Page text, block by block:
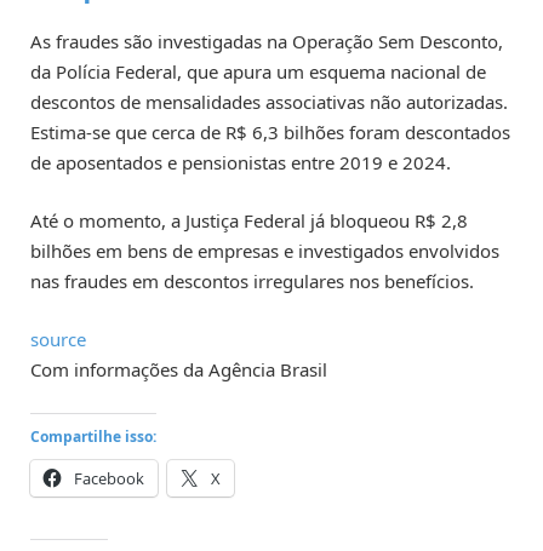
As fraudes são investigadas na Operação Sem Desconto,
da Polícia Federal, que apura um esquema nacional de
descontos de mensalidades associativas não autorizadas.
Estima-se que cerca de R$ 6,3 bilhões foram descontados
de aposentados e pensionistas entre 2019 e 2024.
Até o momento, a Justiça Federal já bloqueou R$ 2,8
bilhões em bens de empresas e investigados envolvidos
nas fraudes em descontos irregulares nos benefícios.
source
Com informações da Agência Brasil
Compartilhe isso:
Facebook X